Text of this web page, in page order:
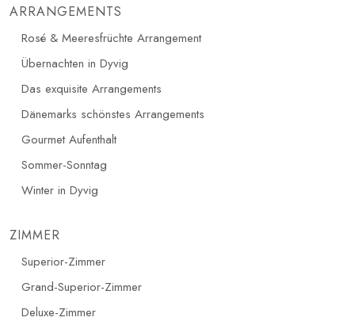
ARRANGEMENTS
Rosé & Meeresfrüchte Arrangement​
Übernachten in Dyvig
Das exquisite Arrangements
Dänemarks schönstes Arrangements
Gourmet Aufenthalt
Sommer-Sonntag
Winter in Dyvig
ZIMMER
Superior-Zimmer
Grand-Superior-Zimmer
Deluxe-Zimmer